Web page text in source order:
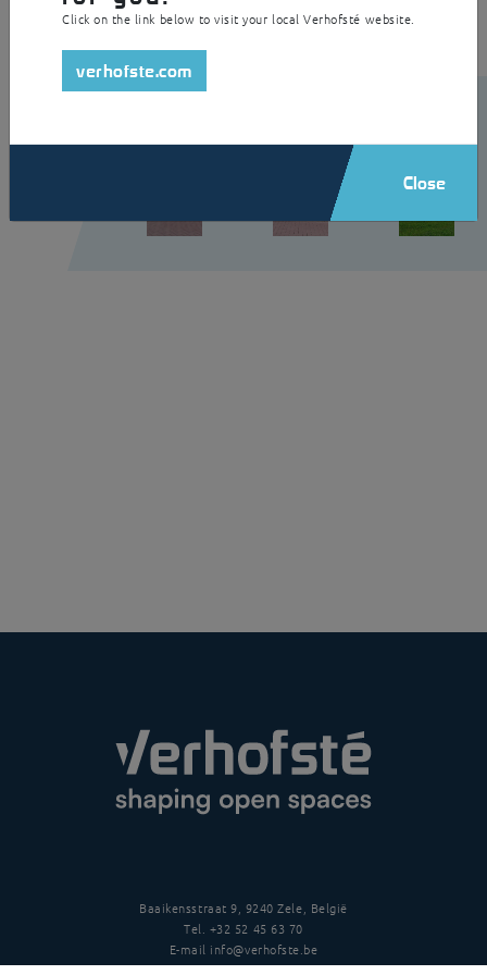
Baaikensstraat 9, 9240 Zele, België
Tel. +32 52 45 63 70
E-mail info@verhofste.be
BTWBE0439 215 109
Click on the link below to visit your local Verhofsté website.
verhofste.com
Close